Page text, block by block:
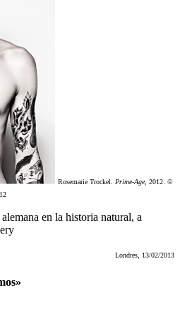
Rosemarie Trockel. Prime-Age, 2012. ©
en la historia natural, a
Londres, 13/02/2013